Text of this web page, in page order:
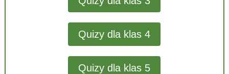
Quizy dla klas 4
Quizy dla klas 5